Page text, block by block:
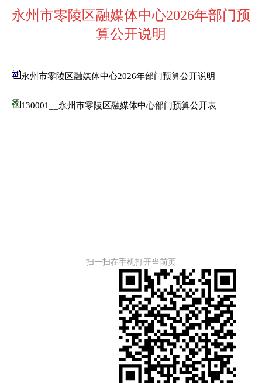
永州市零陵区融媒体中心2026年部门预
算公开说明
永州市零陵区融媒体中心2026年部门预算公开说明
130001__永州市零陵区融媒体中心部门预算公开表
扫一扫在手机打开当前页